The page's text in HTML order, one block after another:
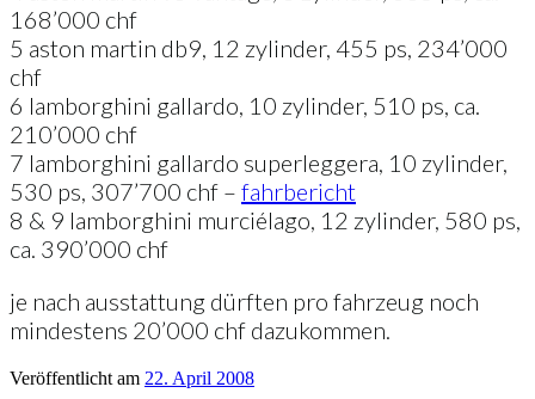
168’000 chf
5 aston martin db9, 12 zylinder, 455 ps, 234’000
chf
6 lamborghini gallardo, 10 zylinder, 510 ps, ca.
210’000 chf
7 lamborghini gallardo superleggera, 10 zylinder,
530 ps, 307’700 chf – fahrbericht
8 & 9 lamborghini murciélago, 12 zylinder, 580 ps,
ca. 390’000 chf
je nach ausstattung dürften pro fahrzeug noch
mindestens 20’000 chf dazukommen.
Veröffentlicht am 22. April 2008